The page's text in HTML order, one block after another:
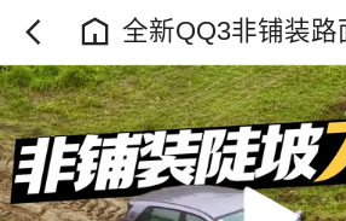
全新QQ3非铺装路
坡大挑战 惊喜还
吓？